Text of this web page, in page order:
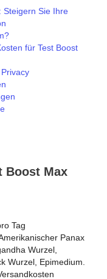
Steigern Sie Ihre
für Test Boost
Boost Max
Tag
Panax
Wurzel,
Wurzel, Epimedium.